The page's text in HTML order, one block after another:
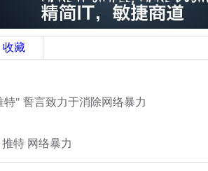
收藏
" 誓言致力于消除网络暴力
特 网络暴力